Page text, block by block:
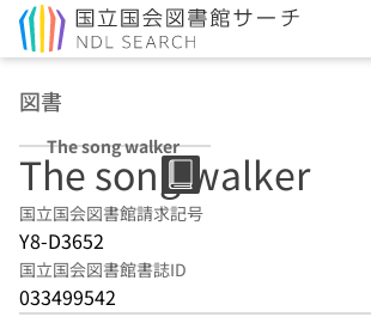
図書
The song walker
The song walker
国立国会図書館請求記号
Y8-D3652
国立国会図書館書誌ID
033499542